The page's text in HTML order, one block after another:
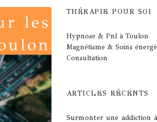
THÉRAPIE POUR SOI
Hypnose & Pnl à Toulon
Magnétisme & Soins
Consultation
ARTICLES RÉCENTS
Surmonter une addiction